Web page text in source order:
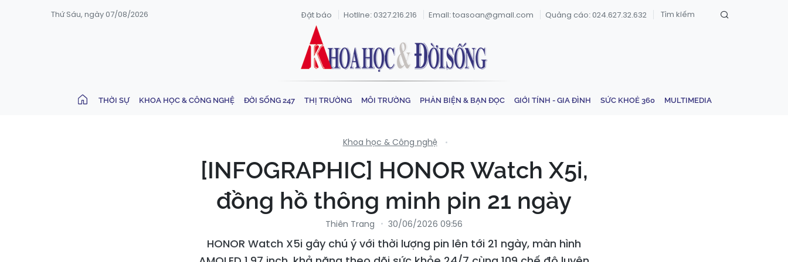
Thứ Sáu, ngày 07/08/2026 Đặt báo Hotline: 0327.216.216 Email: toasoan@gmail.com Quảng cáo: 024.627.32.632
THỜI SỰ KHOA HỌC & CÔNG NGHỆ ĐỜI SỐNG 247 THỊ TRƯỜNG MÔI TRƯỜNG PHẢN BIỆN & BẠN ĐỌC GIỚI TÍNH - GIA ĐÌNH SỨC KHOẺ 360 MULTIMEDIA
Khoa học & Công nghệ
[INFOGRAPHIC] HONOR Watch X5i,
đồng hồ thông minh pin 21 ngày
Thiên Trang 30/06/2026 09:56
HONOR Watch X5i gây chú ý với thời lượng pin lên tới 21 ngày, màn hình